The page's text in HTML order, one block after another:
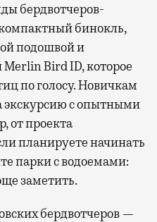
бердвотчеров-
бинокль,
подошвой и
Bird ID, которое
по голосу. Новичкам
экскурсию с опытными
от проекта
планируете начинать
парки с водоемами:
заметить.
бердвотчеров —